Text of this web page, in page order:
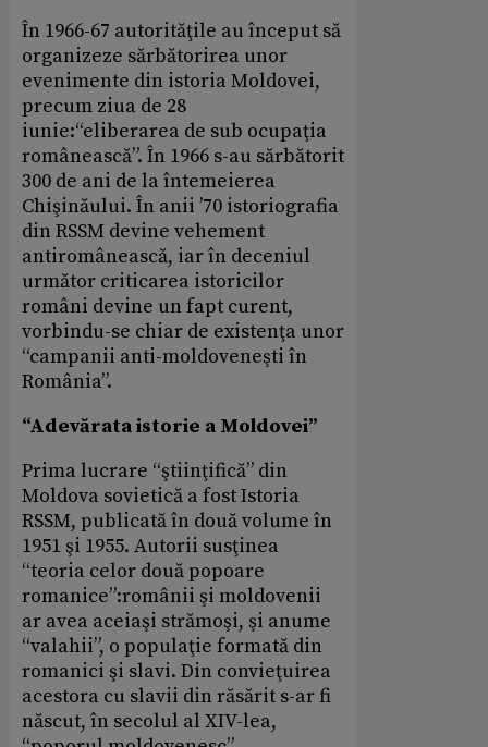
În 1966-67 autorităţile au început să
organizeze sărbătorirea unor
evenimente din istoria Moldovei,
precum ziua de 28
iunie:“eliberarea de sub ocupaţia
românească”. În 1966 s-au sărbătorit
300 de ani de la întemeierea
Chişinăului. În anii ’70 istoriografia
din RSSM devine vehement
antiromânească, iar în deceniul
următor criticarea istoricilor
români devine un fapt curent,
vorbindu-se chiar de existenţa unor
“campanii anti-moldoveneşti în
România”.
“Adevărata istorie a Moldovei”
Prima lucrare “ştiinţifică” din
Moldova sovietică a fost Istoria
RSSM, publicată în două volume în
1951 şi 1955. Autorii susţinea
“teoria celor două popoare
romanice”:românii şi moldovenii
ar avea aceiaşi strămoşi, şi anume
“valahii”, o populaţie formată din
romanici şi slavi. Din convieţuirea
acestora cu slavii din răsărit s-ar fi
născut, în secolul al XIV-lea,